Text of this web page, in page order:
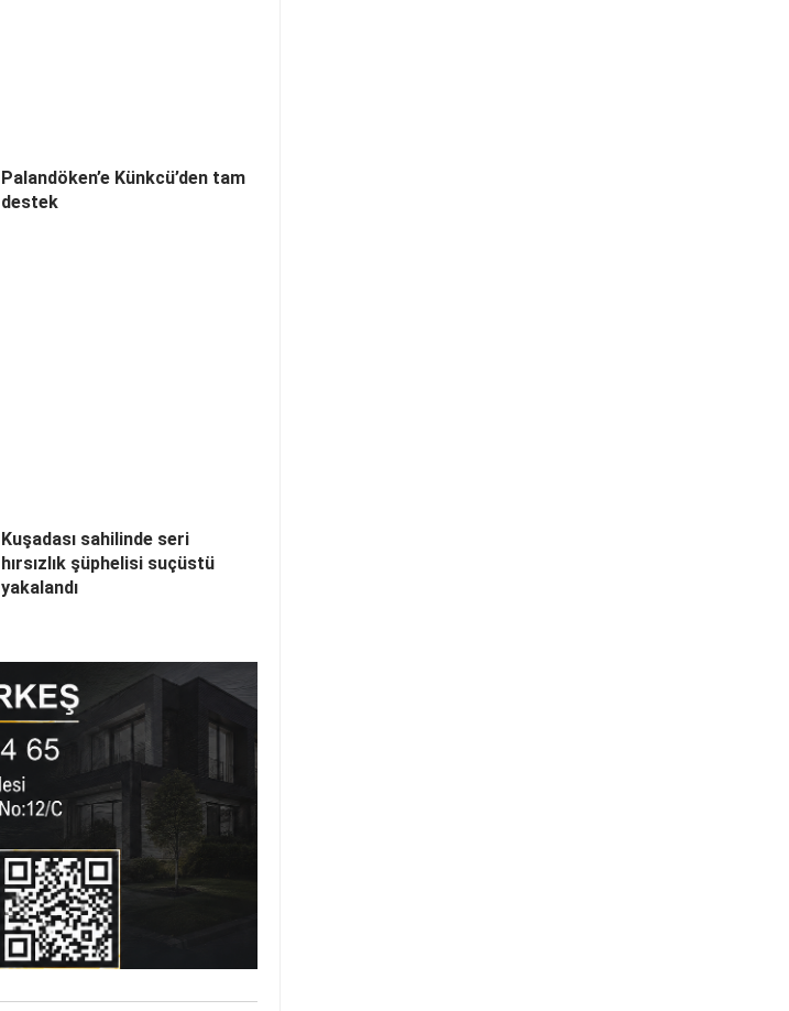
Palandöken’e Künkcü’den tam
destek
Kuşadası sahilinde seri
hırsızlık şüphelisi suçüstü
yakalandı